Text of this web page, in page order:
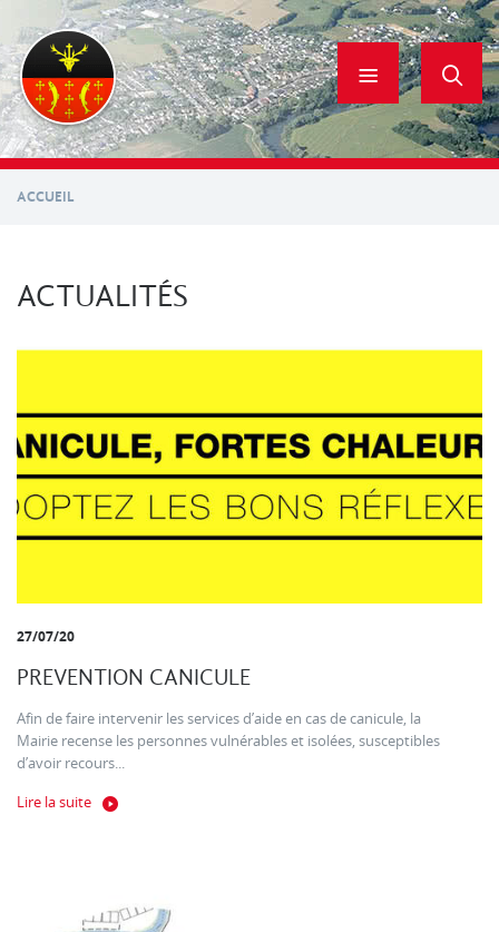
contenu
principal
ACCUEIL
ACTUALITÉS
27/07/20
PREVENTION CANICULE
Afin de faire intervenir les services d’aide en cas de canicule, la
Mairie recense les personnes vulnérables et isolées, susceptibles
d’avoir recours...
Lire la suite